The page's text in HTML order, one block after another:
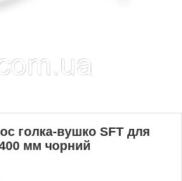
голка-вушко SFT для
мм чорний